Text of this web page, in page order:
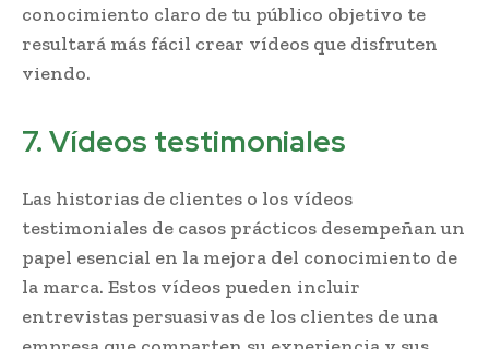
conocimiento claro de tu público objetivo te
resultará más fácil crear vídeos que disfruten
viendo.
7. Vídeos testimoniales
Las historias de clientes o los vídeos
testimoniales de casos prácticos desempeñan un
papel esencial en la mejora del conocimiento de
la marca. Estos vídeos pueden incluir
entrevistas persuasivas de los clientes de una